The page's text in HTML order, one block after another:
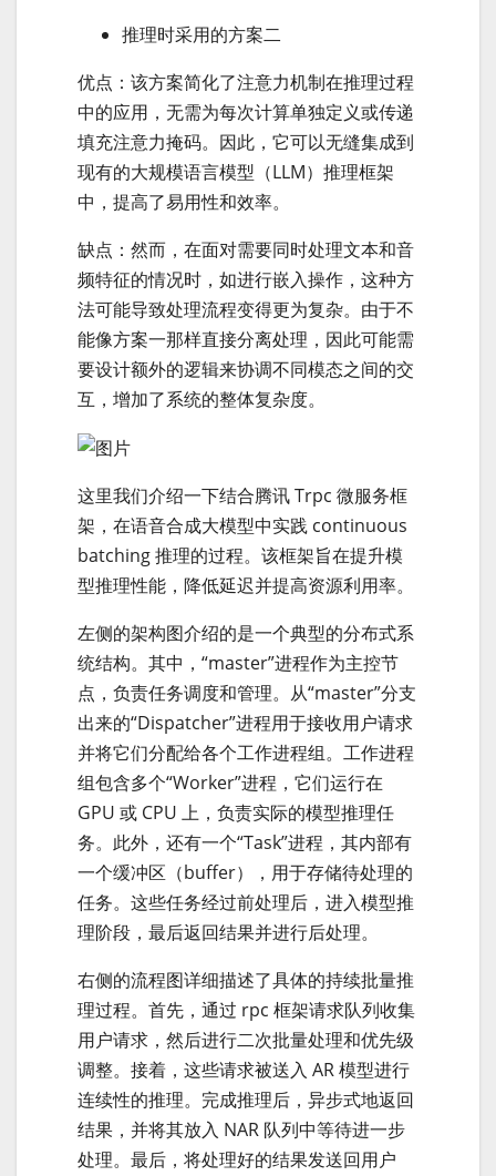
推理时采用的方案二
优点：该方案简化了注意力机制在推理过程
中的应用，无需为每次计算单独定义或传递
填充注意力掩码。因此，它可以无缝集成到
现有的大规模语言模型（LLM）推理框架
中，提高了易用性和效率。
缺点：然而，在面对需要同时处理文本和音
频特征的情况时，如进行嵌入操作，这种方
法可能导致处理流程变得更为复杂。由于不
能像方案一那样直接分离处理，因此可能需
要设计额外的逻辑来协调不同模态之间的交
互，增加了系统的整体复杂度。
这里我们介绍一下结合腾讯 Trpc 微服务框
架，在语音合成大模型中实践 continuous
batching 推理的过程。该框架旨在提升模
型推理性能，降低延迟并提高资源利用率。
左侧的架构图介绍的是一个典型的分布式系
统结构。其中，“master”进程作为主控节
点，负责任务调度和管理。从“master”分支
出来的“Dispatcher”进程用于接收用户请求
并将它们分配给各个工作进程组。工作进程
组包含多个“Worker”进程，它们运行在
GPU 或 CPU 上，负责实际的模型推理任
务。此外，还有一个“Task”进程，其内部有
一个缓冲区（buffer），用于存储待处理的
任务。这些任务经过前处理后，进入模型推
理阶段，最后返回结果并进行后处理。
右侧的流程图详细描述了具体的持续批量推
理过程。首先，通过 rpc 框架请求队列收集
用户请求，然后进行二次批量处理和优先级
调整。接着，这些请求被送入 AR 模型进行
连续性的推理。完成推理后，异步式地返回
结果，并将其放入 NAR 队列中等待进一步
处理。最后，将处理好的结果发送回用户